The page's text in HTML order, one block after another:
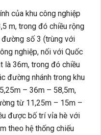
của khu công nghiệp
m, trong đó chiều rộng
số 3 (trùng với
nghiệp, nối với Quốc
là 36m, trong đó chiều
đường nhánh trong khu
– 36m – 58,5m,
từ 11,25m – 15m –
được bố trí vỉa hè với
theo hệ thống chiếu